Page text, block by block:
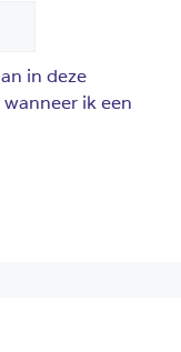
in deze
ik een